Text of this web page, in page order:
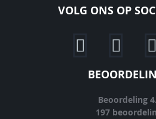
VOLG ONS OP
Beoordeling
197